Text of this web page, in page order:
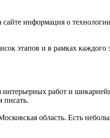
информация о
этапов и в рамках каждого
интерьерных работ и
писать.
область. Есть